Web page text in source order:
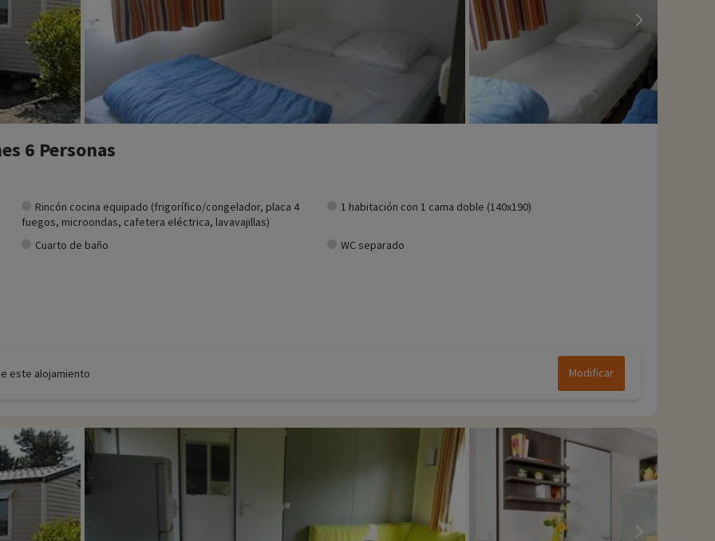
6 Personas
Rincón cocina equipado (frigorífico/congelador, placa 4
fuegos, microondas, cafetera eléctrica, lavavajillas)
1 habitación con 1 cama doble (140x190)
Cuarto de baño
WC separado
este alojamiento Modificar